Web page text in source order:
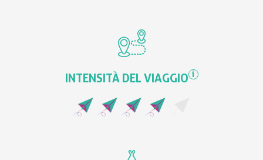
INTENSITÀ DEL VIAGGIO i